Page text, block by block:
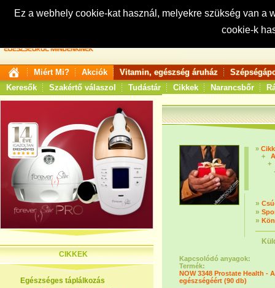
Ez a webhely cookie-kat használ, melyekre szükség van
cookie-k
Keresés:
Miért Mi? Akciók Vitamin, egészség áruház
Keresők
Szakértő válaszol Tudástár Cikkek Narancsbőr
CIKKEK
Egészséges táplálkozás
»
+
+
»
»
»
Kapcsolódó anyagok:
Termék:
NOW 3348 Prostate Health -
egészségéért (90 db)